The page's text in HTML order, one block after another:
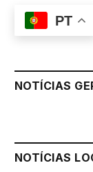
PT
NOTÍCIAS
NOTÍCIAS